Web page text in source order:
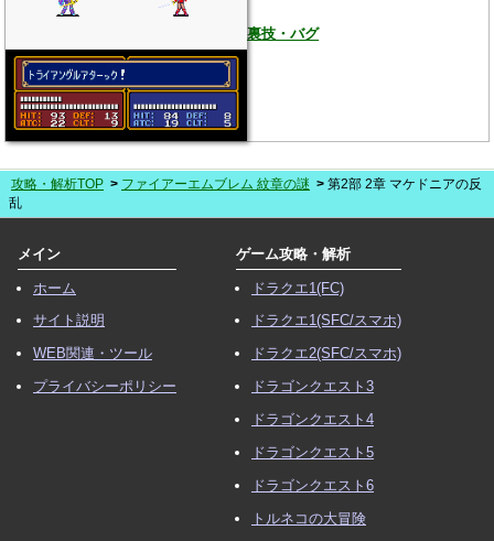
裏技・バグ
攻略・解析TOP ファイアーエムブレム 紋章の謎
第2部 2章 マケドニアの反
乱
メイン
ホーム
サイト説明
WEB関連・ツール
プライバシーポリシー
ゲーム攻略・解析
ドラクエ1(FC)
ドラクエ1(SFC/スマホ)
ドラクエ2(SFC/スマホ)
ドラゴンクエスト3
ドラゴンクエスト4
ドラゴンクエスト5
ドラゴンクエスト6
トルネコの大冒険